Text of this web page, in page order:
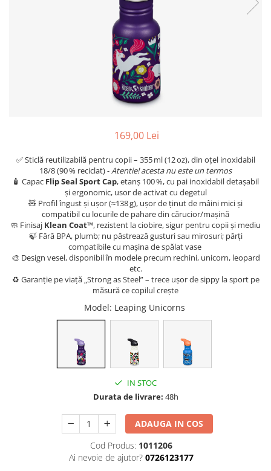
Sac de dormit cu piciorușe
MY CARRY POTTY
Chilotei de antrenament la olita
Olite si reductoare
BABIATORS
169,00 Lei
✅ Sticlă reutilizabilă pentru copii – 355 ml (12 oz), din oțel inoxidabil
18/8 (90 % reciclat) -Atentie! acesta nu este un termos
🧴 Capac Flip Seal Sport Cap, etanș 100 %, cu pai inoxidabil detașabil
și ergonomic, usor de activat cu degetul
🧸 Profil îngust și ușor (≈138 g), ușor de ținut de mâini mici și
compatibil cu locurile de pahare din cărucior/mașină
🧼 Finisaj Klean Coat™, rezistent la ciobire, sigur pentru copii și mediu
🍃 Fără BPA, plumb; nu păstrează gusturi sau mirosuri; părți
compatibile cu mașina de spălat vase
🎨 Design vesel, disponibil în modele precum rechini, unicorn, leopard
etc.
♻️ Garanție pe viață „Strong as Steel” – trece ușor de sippy la sport pe
măsură ce copilul crește
Model: Leaping Unicorns
IN STOC
Durata de livrare: 48h
ADAUGA IN COS
Cod Produs: 1011206
Ai nevoie de ajutor? 0726123177